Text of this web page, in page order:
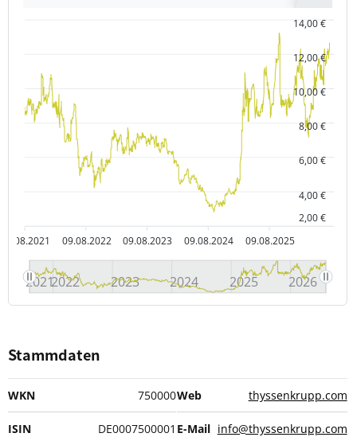
09.08.2021 09.08.2022 09.08.2023 09.08.2024 09.08.2025
2,00 €
4,00 €
6,00 €
8,00 €
10,00 €
12,00 €
14,00 €
20212022 2023 2024 2025 2026
Stammdaten
WKN 750000
ISIN DE0007500001
Web thyssenkrupp.com
E-Mail info@thyssenkrupp.com